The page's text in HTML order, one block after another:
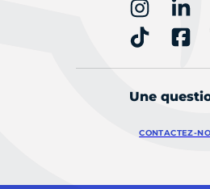
Une
CONTACTEZ-